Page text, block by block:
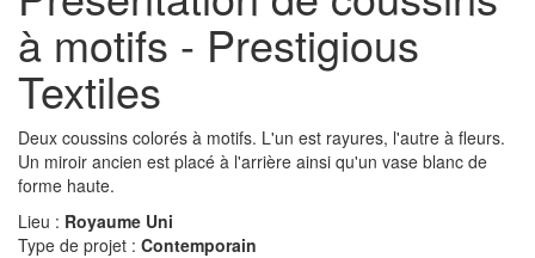
à motifs - Prestigious
Textiles
Deux coussins colorés à motifs. L'un est rayures, l'autre à fleurs.
Un miroir ancien est placé à l'arrière ainsi qu'un vase blanc de
forme haute.
Lieu : Royaume Uni
Type de projet : Contemporain